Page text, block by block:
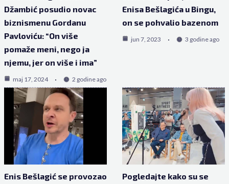
Džambić posudio novac
biznismenu Gordanu
Pavloviću: “On više
pomaže meni, nego ja
njemu, jer on više i ima”
maj 17, 2024 2 godine ago
Enisa Bešlagića u Bingu,
on se pohvalio bazenom
jun 7, 2023 3 godine ago
Enis Bešlagić se provozao
Pogledajte kako su se